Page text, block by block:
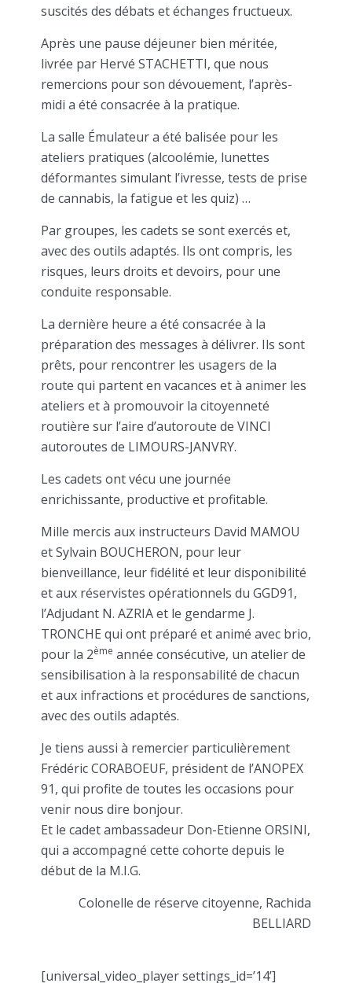
suscités des débats et échanges fructueux.
Après une pause déjeuner bien méritée,
livrée par Hervé STACHETTI, que nous
remercions pour son dévouement, l’après-
midi a été consacrée à la pratique.
La salle Émulateur a été balisée pour les
ateliers pratiques (alcoolémie, lunettes
déformantes simulant l’ivresse, tests de prise
de cannabis, la fatigue et les quiz) …
Par groupes, les cadets se sont exercés et,
avec des outils adaptés. Ils ont compris, les
risques, leurs droits et devoirs, pour une
conduite responsable.
La dernière heure a été consacrée à la
préparation des messages à délivrer. Ils sont
prêts, pour rencontrer les usagers de la
route qui partent en vacances et à animer les
ateliers et à promouvoir la citoyenneté
routière sur l’aire d’autoroute de VINCI
autoroutes de LIMOURS-JANVRY.
Les cadets ont vécu une journée
enrichissante, productive et profitable.
Mille mercis aux instructeurs David MAMOU
et Sylvain BOUCHERON, pour leur
bienveillance, leur fidélité et leur disponibilité
et aux réservistes opérationnels du GGD91,
l’Adjudant N. AZRIA et le gendarme J.
TRONCHE qui ont préparé et animé avec brio,
pour la 2ème année consécutive, un atelier de
sensibilisation à la responsabilité de chacun
et aux infractions et procédures de sanctions,
avec des outils adaptés.
Je tiens aussi à remercier particulièrement
Frédéric CORABOEUF, président de l’ANOPEX
91, qui profite de toutes les occasions pour
venir nous dire bonjour.
Et le cadet ambassadeur Don-Etienne ORSINI,
qui a accompagné cette cohorte depuis le
début de la M.I.G.
Colonelle de réserve citoyenne, Rachida
BELLIARD
[universal_video_player settings_id=’14’]